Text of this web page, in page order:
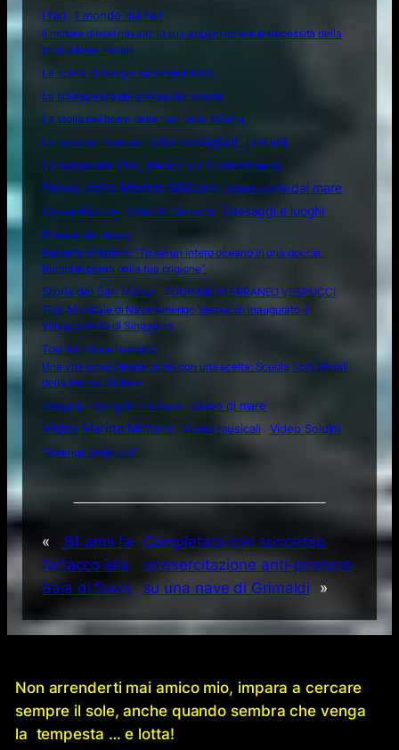
I fari
Il mondo dei fari
Il motore diesel navale: la sua apparizione e le necessità della
propulsione navale
La scelta di Giorgia sommergibilista
La spiaggia più pericolosa del mondo
La storia nel nome delle navi della Marina
La voce del marinaio
Libri consigliati Link utili
Lo sapevate che Medicina di Combattimento
News dalla Marina Militare
news varie dal mare
Ocean4future
Oltre Gli Orizzonti
Paesaggi e luoghi
Poesie del mare
Progetto didattico: “Tu sei un intero oceano in una goccia.
Rompi le pareti della tua prigione”
Storia del San Marco
TOUR MEDITERRANEO VESPUCCI
Tour Mondiale di Nave Amerigo Vespucci: inaugurato il
Villaggio Italia di Singapore
Tour Mondiale Vespucci
Una vita straordinaria inizia con una scelta: Scuola Sottufficiali
della Marina Militare
Vangelis – Song Of The Seas
Video di mare
Video Marina Militare Video musicali
Video Soldini
“Amerigo Vespucci”
«
81 anni fa
l’attacco alla
Baia di Suda
Completata con successo
un’esercitazione anti-pirateria
su una nave di Grimaldi
»
Non arrenderti mai amico mio, impara a cercare
sempre il sole, anche quando sembra che venga
la tempesta … e lotta!